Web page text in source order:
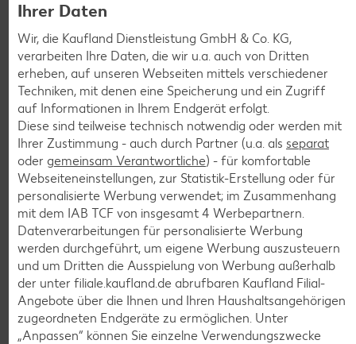
SCHWARZWALDMILCH
Bioland frische Vollmilch,
3,8 % Fett
je 1-l-Packg.
nur
1.59
nur
1.29
Ihrer Daten
Wir, die Kaufland Dienstleistung GmbH & Co. KG,
verarbeiten Ihre Daten, die wir u.a. auch von Dritten
erheben, auf unseren Webseiten mittels verschiedener
Techniken, mit denen eine Speicherung und ein Zugriff
auf Informationen in Ihrem Endgerät erfolgt.
Diese sind teilweise technisch notwendig oder werden mit
Ihrer Zustimmung - auch durch Partner (u.a. als separat
oder gemeinsam Verantwortliche) - für komfortable
Webseiteneinstellungen, zur Statistik-Erstellung oder für
personalisierte Werbung verwendet; im Zusammenhang
mit dem IAB TCF von insgesamt 4 Werbepartnern.
Datenverarbeitungen für personalisierte Werbung
werden durchgeführt, um eigene Werbung auszusteuern
und um Dritten die Ausspielung von Werbung außerhalb
der unter filiale.kaufland.de abrufbaren Kaufland Filial-
Angebote über die Ihnen und Ihren Haushaltsangehörigen
zugeordneten Endgeräte zu ermöglichen. Unter
„Anpassen“ können Sie einzelne Verwendungszwecke